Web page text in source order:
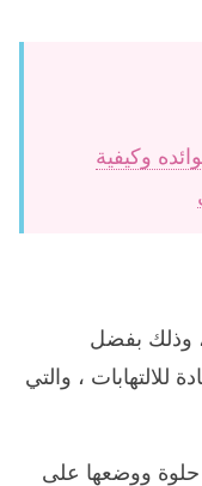
وكيفية
وذلك بفضل
للالتهابات ، والتي
حلوة ووضعها على